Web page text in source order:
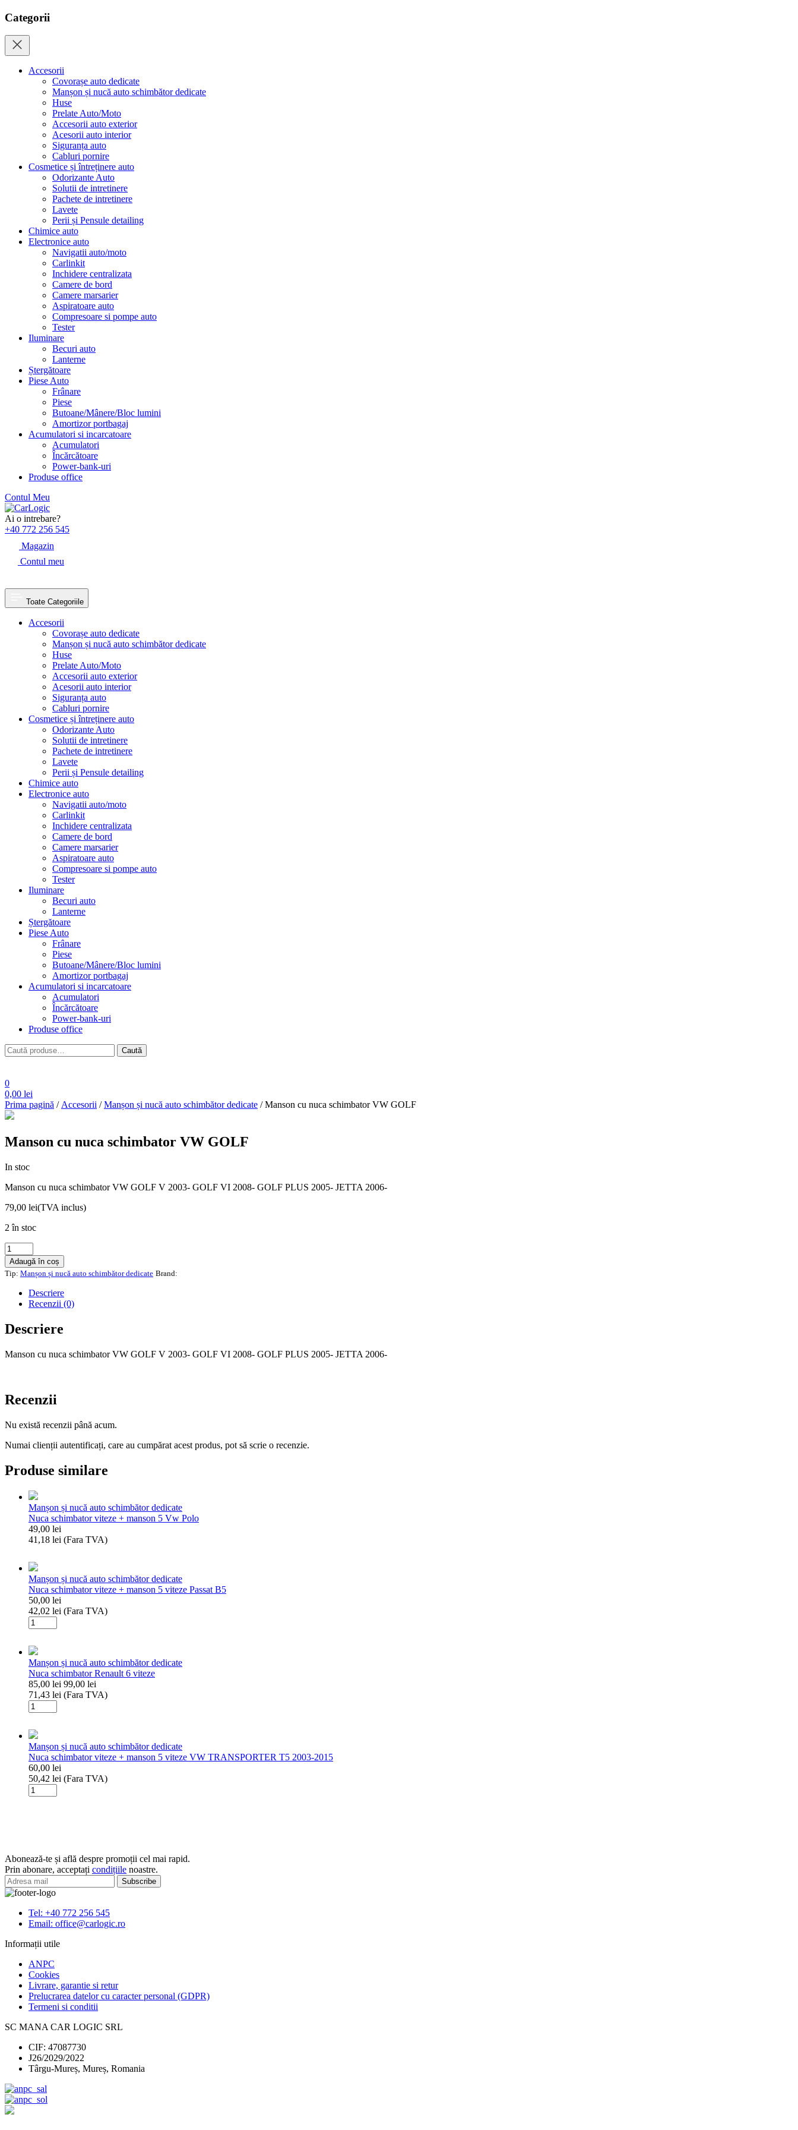
Categorii
Accesorii
Covorașe auto dedicate
Manșon și nucă auto schimbător dedicate
Huse
Prelate Auto/Moto
Accesorii auto exterior
Acesorii auto interior
Siguranța auto
Cabluri pornire
Cosmetice și întreținere auto
Odorizante Auto
Solutii de intretinere
Pachete de intretinere
Lavete
Perii și Pensule detailing
Chimice auto
Electronice auto
Navigatii auto/moto
Carlinkit
Inchidere centralizata
Camere de bord
Camere marsarier
Aspiratoare auto
Compresoare si pompe auto
Tester
Iluminare
Becuri auto
Lanterne
Ștergătoare
Piese Auto
Frânare
Piese
Butoane/Mânere/Bloc lumini
Amortizor portbagaj
Acumulatori si incarcatoare
Acumulatori
Încărcătoare
Power-bank-uri
Produse office
Contul Meu
Skip
to
content
Ai o intrebare?
+40 772 256 545
Magazin
Contul meu
Toate Categoriile
Accesorii
Covorașe auto dedicate
Manșon și nucă auto schimbător dedicate
Huse
Prelate Auto/Moto
Accesorii auto exterior
Acesorii auto interior
Siguranța auto
Cabluri pornire
Cosmetice și întreținere auto
Odorizante Auto
Solutii de intretinere
Pachete de intretinere
Lavete
Perii și Pensule detailing
Chimice auto
Electronice auto
Navigatii auto/moto
Carlinkit
Inchidere centralizata
Camere de bord
Camere marsarier
Aspiratoare auto
Compresoare si pompe auto
Tester
Iluminare
Becuri auto
Lanterne
Ștergătoare
Piese Auto
Frânare
Piese
Butoane/Mânere/Bloc lumini
Amortizor portbagaj
Acumulatori si incarcatoare
Acumulatori
Încărcătoare
Power-bank-uri
Produse office
Caută
după:
Caută
0
0,00 lei
Prima pagină /Accesorii /Manșon și nucă auto schimbător dedicate / Manson cu nuca schimbator VW GOLF
Manson cu nuca schimbator VW GOLF
In stoc
Manson cu nuca schimbator VW GOLF V 2003- GOLF VI 2008- GOLF PLUS 2005- JETTA 2006-
79,00 lei(TVA inclus)
2 în stoc
Cantitate
Manson
cu
nuca
schimbator
VW
GOLF
Adaugă în coș
Tip: Manșon și nucă auto schimbător dedicate Brand:
Descriere
Recenzii (0)
Descriere
Manson cu nuca schimbator VW GOLF V 2003- GOLF VI 2008- GOLF PLUS 2005- JETTA 2006-
Recenzii
Nu există recenzii până acum.
Numai clienții autentificați, care au cumpărat acest produs, pot să scrie o recenzie.
Produse similare
Manșon și nucă auto schimbător dedicate
Nuca schimbator viteze + manson 5 Vw Polo
49,00 lei
41,18 lei (Fara TVA)
Nuca
schimbator
viteze
+
manson
5
Vw
Manșon și nucă auto schimbător dedicate
Nuca schimbator viteze + manson 5 viteze Passat B5
50,00 lei
42,02 lei (Fara TVA)
Cantitate
Nuca
viteze
+
manson
5
viteze
Passat
Manșon și nucă auto schimbător dedicate
Nuca schimbator Renault 6 viteze
85,00 lei 99,00 lei
71,43 lei (Fara TVA)
Cantitate
Nuca
Renault
6
viteze
Manșon și nucă auto schimbător dedicate
Nuca schimbator viteze + manson 5 viteze VW TRANSPORTER T5 2003-2015
60,00 lei
50,42 lei (Fara TVA)
Cantitate
Nuca
viteze
VW
TRANSPORTER
T5
2015
Abonează-te și află despre promoții cel mai rapid.
Prin abonare, acceptați condițiile noastre.
Tel: +40 772 256 545
Email: office@carlogic.ro
Informații utile
ANPC
Cookies
Livrare, garantie si retur
Prelucrarea datelor cu caracter personal (GDPR)
Termeni si conditii
SC MANA CAR LOGIC SRL
CIF: 47087730
J26/2029/2022
Târgu-Mureș, Mureș, Romania